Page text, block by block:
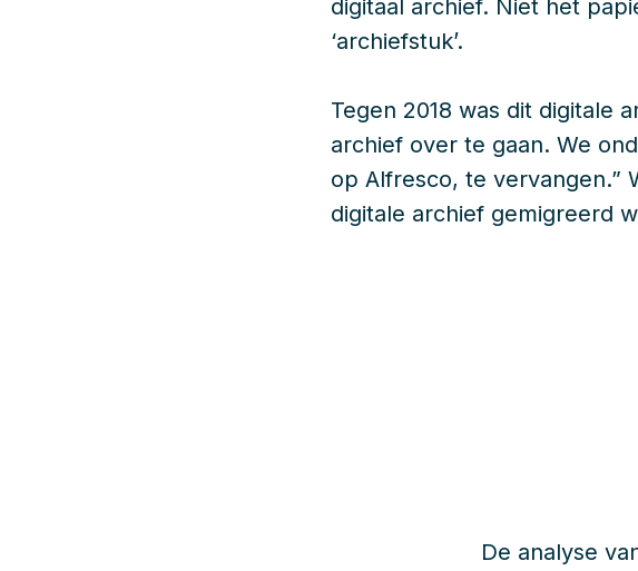
digitaal archief. Niet het
‘archiefstuk’.
Tegen 2018 was dit digitale
archief over te gaan. We
op Alfresco, te vervangen.”
digitale archief gemigreerd
De analyse